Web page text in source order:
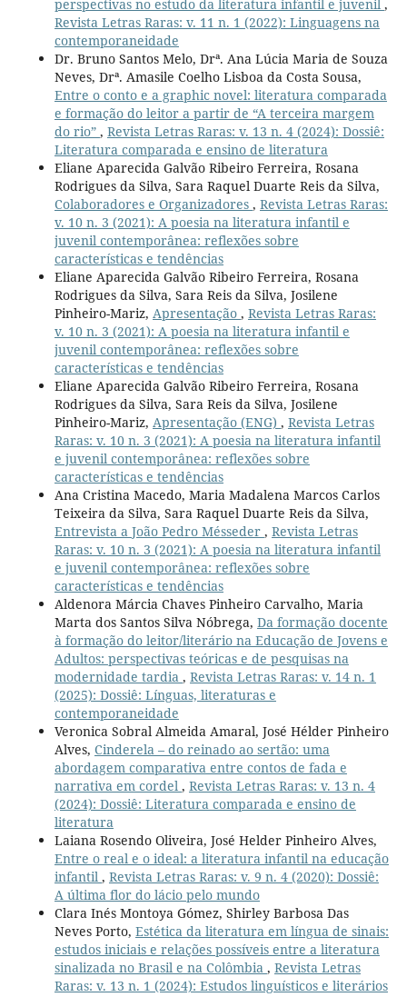
perspectivas no estudo da literatura infantil e juvenil ,
Revista Letras Raras: v. 11 n. 1 (2022): Linguagens na
contemporaneidade
Dr. Bruno Santos Melo, Drª. Ana Lúcia Maria de Souza
Neves, Drª. Amasile Coelho Lisboa da Costa Sousa,
Entre o conto e a graphic novel: literatura comparada
e formação do leitor a partir de “A terceira margem
do rio” , Revista Letras Raras: v. 13 n. 4 (2024): Dossiê:
Literatura comparada e ensino de literatura
Eliane Aparecida Galvão Ribeiro Ferreira, Rosana
Rodrigues da Silva, Sara Raquel Duarte Reis da Silva,
Colaboradores e Organizadores , Revista Letras Raras:
v. 10 n. 3 (2021): A poesia na literatura infantil e
juvenil contemporânea: reflexões sobre
características e tendências
Eliane Aparecida Galvão Ribeiro Ferreira, Rosana
Rodrigues da Silva, Sara Reis da Silva, Josilene
Pinheiro-Mariz, Apresentação , Revista Letras Raras:
v. 10 n. 3 (2021): A poesia na literatura infantil e
juvenil contemporânea: reflexões sobre
características e tendências
Eliane Aparecida Galvão Ribeiro Ferreira, Rosana
Rodrigues da Silva, Sara Reis da Silva, Josilene
Pinheiro-Mariz, Apresentação (ENG) , Revista Letras
Raras: v. 10 n. 3 (2021): A poesia na literatura infantil
e juvenil contemporânea: reflexões sobre
características e tendências
Ana Cristina Macedo, Maria Madalena Marcos Carlos
Teixeira da Silva, Sara Raquel Duarte Reis da Silva,
Entrevista a João Pedro Mésseder , Revista Letras
Raras: v. 10 n. 3 (2021): A poesia na literatura infantil
e juvenil contemporânea: reflexões sobre
características e tendências
Aldenora Márcia Chaves Pinheiro Carvalho, Maria
Marta dos Santos Silva Nóbrega, Da formação docente
à formação do leitor/literário na Educação de Jovens e
Adultos: perspectivas teóricas e de pesquisas na
modernidade tardia , Revista Letras Raras: v. 14 n. 1
(2025): Dossiê: Línguas, literaturas e
contemporaneidade
Veronica Sobral Almeida Amaral, José Hélder Pinheiro
Alves, Cinderela – do reinado ao sertão: uma
abordagem comparativa entre contos de fada e
narrativa em cordel , Revista Letras Raras: v. 13 n. 4
(2024): Dossiê: Literatura comparada e ensino de
literatura
Laiana Rosendo Oliveira, José Helder Pinheiro Alves,
Entre o real e o ideal: a literatura infantil na educação
infantil , Revista Letras Raras: v. 9 n. 4 (2020): Dossiê:
A última flor do lácio pelo mundo
Clara Inés Montoya Gómez, Shirley Barbosa Das
Neves Porto, Estética da literatura em língua de sinais:
estudos iniciais e relações possíveis entre a literatura
sinalizada no Brasil e na Colômbia , Revista Letras
Raras: v. 13 n. 1 (2024): Estudos linguísticos e literários